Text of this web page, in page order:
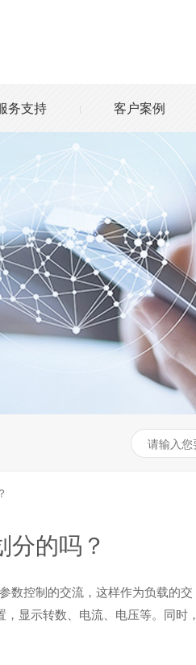
务支持 客户案例
的吗？
数控制的交流，这样作为负载的交
显示转数、电流、电压等。同时，